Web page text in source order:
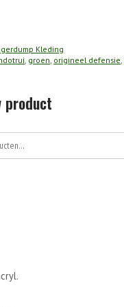
Kleding
, groen, origineel defensie,
product